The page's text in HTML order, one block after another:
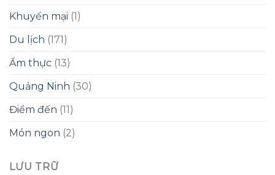
Khuyến mại (1)
Du lịch (171)
Ẩm thực (13)
Quảng Ninh (30)
Điểm đến (11)
Món ngon (2)
LƯU TRỮ